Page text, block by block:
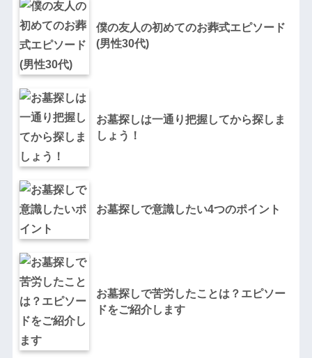
僕の友人の初めてのお葬式エピソード
(男性30代)
お墓探しは一通り把握してから探しま
しょう！
お墓探しで意識したい4つのポイント
お墓探しで苦労したことは？エピソー
ドをご紹介します